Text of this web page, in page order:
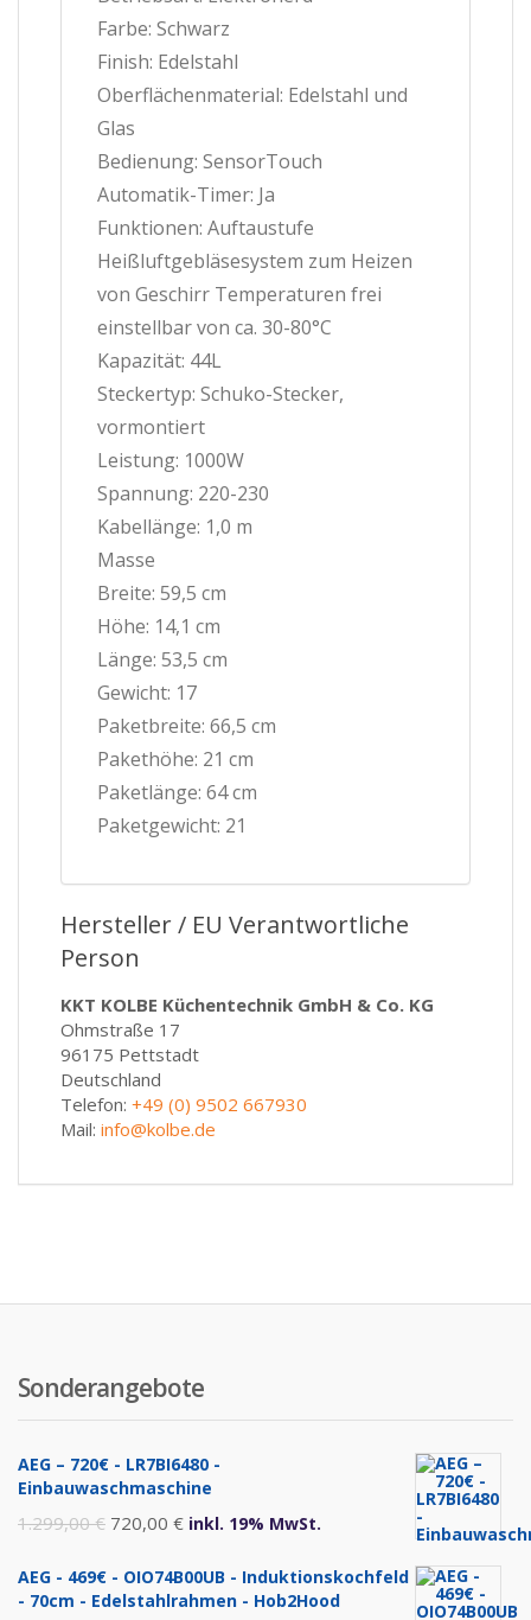
Farbe: Schwarz
Finish: Edelstahl
Oberflächenmaterial: Edelstahl und
Glas
Bedienung: SensorTouch
Automatik-Timer: Ja
Funktionen: Auftaustufe
Heißluftgebläsesystem zum Heizen
von Geschirr Temperaturen frei
einstellbar von ca. 30-80°C
Kapazität: 44L
Steckertyp: Schuko-Stecker,
vormontiert
Leistung: 1000W
Spannung: 220-230
Kabellänge: 1,0 m
Masse
Breite: 59,5 cm
Höhe: 14,1 cm
Länge: 53,5 cm
Gewicht: 17
Paketbreite: 66,5 cm
Pakethöhe: 21 cm
Paketlänge: 64 cm
Paketgewicht: 21
Hersteller / EU Verantwortliche
Person
KKT KOLBE Küchentechnik GmbH & Co. KG
Ohmstraße 17
96175 Pettstadt
Deutschland
Telefon: +49 (0) 9502 667930
Mail: info@kolbe.de
Sonderangebote
AEG – 720€ - LR7BI6480 -
Einbauwaschmaschine
1.299,00€ Ursprünglicher
war:
720,00 €Aktueller
ist:
inkl. 19% MwSt.
AEG - 469€ - OIO74B00UB - Induktionskochfeld
- 70cm - Edelstahlrahmen - Hob2Hood